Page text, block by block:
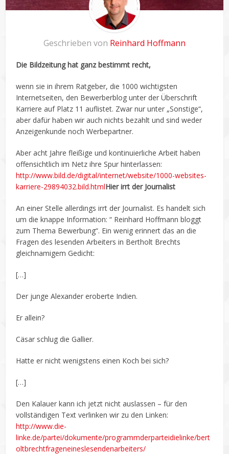
Geschrieben von Reinhard Hoffmann
Die Bildzeitung hat ganz bestimmt recht,
wenn sie in ihrem Ratgeber, die 1000 wichtigsten
Internetseiten, den Bewerberblog unter der Überschrift
Karriere auf Platz 11 auflistet. Zwar nur unter „Sonstige“,
aber dafür haben wir auch nichts bezahlt und sind weder
Anzeigenkunde noch Werbepartner.
Aber acht Jahre fleißige und kontinuierliche Arbeit haben
offensichtlich im Netz ihre Spur hinterlassen:
http://www.bild.de/digital/internet/website/1000-websites-
karriere-29894032.bild.htmlHier irrt der Journalist
An einer Stelle allerdings irrt der Journalist. Es handelt sich
um die knappe Information: “ Reinhard Hoffmann bloggt
zum Thema Bewerbung“. Ein wenig erinnert das an die
Fragen des lesenden Arbeiters in Bertholt Brechts
gleichnamigem Gedicht:
[…]
Der junge Alexander eroberte Indien.
Er allein?
Cäsar schlug die Gallier.
Hatte er nicht wenigstens einen Koch bei sich?
[…]
Den Kalauer kann ich jetzt nicht auslassen – für den
vollständigen Text verlinken wir zu den Linken:
http://www.die-
linke.de/partei/dokumente/programmderparteidielinke/bert
oltbrechtfrageneineslesendenarbeiters/